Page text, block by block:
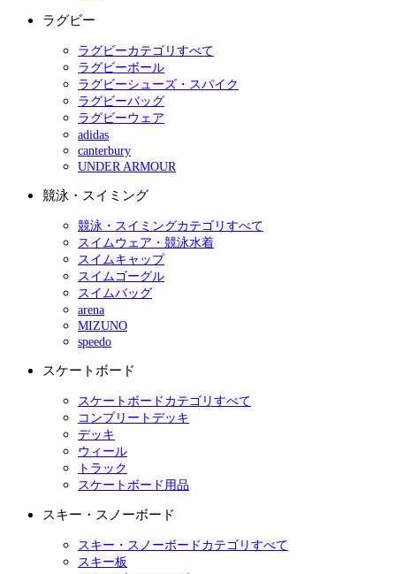
ラグビー
ラグビーカテゴリすべて
ラグビーボール
ラグビーシューズ・スパイク
ラグビーバッグ
ラグビーウェア
adidas
canterbury
UNDER ARMOUR
競泳・スイミング
競泳・スイミングカテゴリすべて
スイムウェア・競泳水着
スイムキャップ
スイムゴーグル
スイムバッグ
arena
MIZUNO
speedo
スケートボード
スケートボードカテゴリすべて
コンプリートデッキ
デッキ
ウィール
トラック
スケートボード用品
スキー・スノーボード
スキー・スノーボードカテゴリすべて
スキー板